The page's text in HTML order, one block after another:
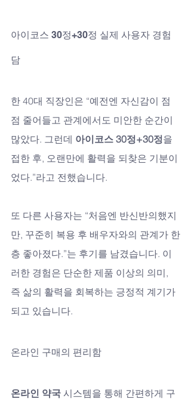
아이코스 30정+30정 실제 사용자 경험
담
한 40대 직장인은 “예전엔 자신감이 점
점 줄어들고 관계에서도 미안한 순간이
많았다. 그런데 아이코스 30정+30정을
접한 후, 오랜만에 활력을 되찾은 기분이
었다.”라고 전했습니다.
또 다른 사용자는 “처음엔 반신반의했지
만, 꾸준히 복용 후 배우자와의 관계가 한
층 좋아졌다.”는 후기를 남겼습니다. 이
러한 경험은 단순한 제품 이상의 의미,
즉 삶의 활력을 회복하는 긍정적 계기가
되고 있습니다.
온라인 구매의 편리함
온라인 약국 시스템을 통해 간편하게 구